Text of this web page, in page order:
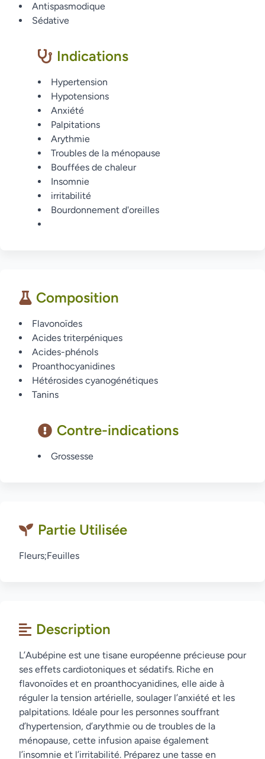
Antispasmodique
Sédative
Indications
Hypertension
Hypotensions
Anxiété
Palpitations
Arythmie
Troubles de la ménopause
Bouffées de chaleur
Insomnie
irritabilité
Bourdonnement d'oreilles
Composition
Flavonoïdes
Acides triterpéniques
Acides-phénols
Proanthocyanidines
Hétérosides cyanogénétiques
Tanins
Contre-indications
Grossesse
Partie Utilisée
Fleurs;Feuilles
Description
L’Aubépine est une tisane européenne précieuse pour
ses effets cardiotoniques et sédatifs. Riche en
flavonoïdes et en proanthocyanidines, elle aide à
réguler la tension artérielle, soulager l’anxiété et les
palpitations. Idéale pour les personnes souffrant
d’hypertension, d’arythmie ou de troubles de la
ménopause, cette infusion apaise également
l’insomnie et l’irritabilité. Préparez une tasse en